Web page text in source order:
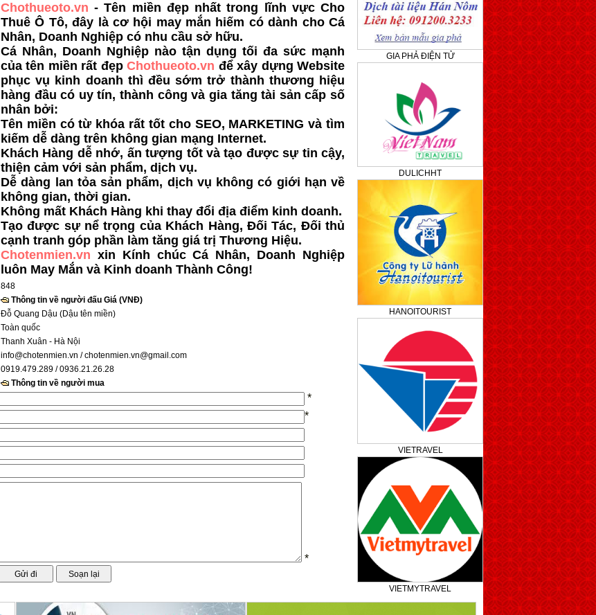
Chothueoto.vn - Tên miền đẹp nhất trong lĩnh vực Cho
Thuê Ô Tô, đây là cơ hội may mắn hiếm có dành cho Cá
Nhân, Doanh Nghiệp có nhu cầu sở hữu.
Cá Nhân, Doanh Nghiệp nào tận dụng tối đa sức mạnh
của tên miền rất đẹpChothueoto.vn để xây dựng Website
phục vụ kinh doanh thì đều sớm trở thành thương hiệu
hàng đầu có uy tín, thành công và gia tăng tài sản cấp số
nhân bởi:
Tên miền có từ khóa rất tốt cho SEO, MARKETING và tìm
kiếm dễ dàng trên không gian mạng Internet.
Khách Hàng dễ nhớ, ấn tượng tốt và tạo được sự tin cậy,
thiện cảm với sản phẩm, dịch vụ.
Dễ dàng lan tỏa sản phẩm, dịch vụ không có giới hạn về
không gian, thời gian.
Không mất Khách Hàng khi thay đổi địa điểm kinh doanh.
Tạo được sự nể trọng của Khách Hàng, Đối Tác, Đối thủ
cạnh tranh góp phần làm tăng giá trị Thương Hiệu.
Chotenmien.vn xin Kính chúc Cá Nhân, Doanh Nghiệp
luôn May Mắn và Kinh doanh Thành Công!
848
Thông tin về người đấu Giá (VNĐ)
Đỗ Quang Dậu (Dậu tên miền)
Toàn quốc
Thanh Xuân - Hà Nội
info@chotenmien.vn / chotenmien.vn@gmail.com
0919.479.289 / 0936.21.26.28
Thông tin về người mua
*
*
*
GIA PHẢ ĐIỆN TỬ
DULICHHT
HANOITOURIST
VIETRAVEL
VIETMYTRAVEL